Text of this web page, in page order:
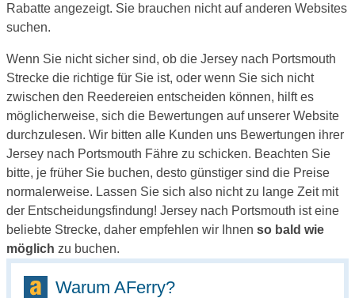
Rabatte angezeigt. Sie brauchen nicht auf anderen Websites
suchen.
Wenn Sie nicht sicher sind, ob die Jersey nach Portsmouth
Strecke die richtige für Sie ist, oder wenn Sie sich nicht
zwischen den Reedereien entscheiden können, hilft es
möglicherweise, sich die Bewertungen auf unserer Website
durchzulesen. Wir bitten alle Kunden uns Bewertungen ihrer
Jersey nach Portsmouth Fähre zu schicken. Beachten Sie
bitte, je früher Sie buchen, desto günstiger sind die Preise
normalerweise. Lassen Sie sich also nicht zu lange Zeit mit
der Entscheidungsfindung! Jersey nach Portsmouth ist eine
beliebte Strecke, daher empfehlen wir Ihnen so bald wie
möglich zu buchen.
Warum AFerry?